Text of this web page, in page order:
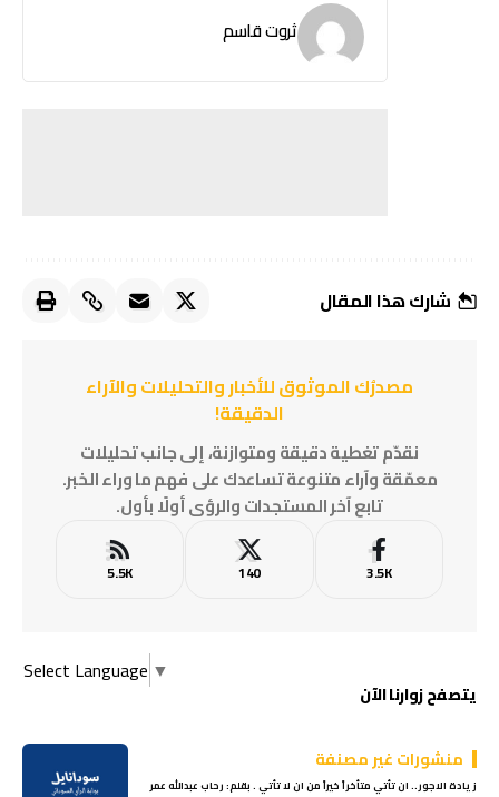
ثروت قاسم
شارك هذا المقال
مصدرُك الموثوق للأخبار والتحليلات والآراء
الدقيقة!
نقدّم تغطية دقيقة ومتوازنة، إلى جانب تحليلات
معمّقة وآراء متنوعة تساعدك على فهم ما وراء الخبر.
تابع آخر المستجدات والرؤى أولًا بأول.
3.5K
140
5.5K
Select Language ▼
يتصفح زوارنا الآن
منشورات غير مصنفة
زيادة الاجور.. ان تأتي متأخراً خيراً من ان لا تأتي . بقلم: رحاب عبدالله عمر